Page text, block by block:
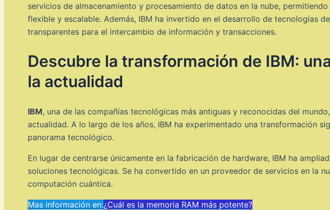
servicios de almacenamiento y procesamiento de datos en la nube,
flexible y escalable. Además, IBM ha invertido en el desarrollo de tecnologías
transparentes para el intercambio de información y transacciones.
Descubre la transformación de IBM:
la actualidad
IBM, una de las compañías tecnológicas más antiguas y reconocidas del
actualidad. A lo largo de los años, IBM ha experimentado una transformación
panorama tecnológico.
En lugar de centrarse únicamente en la fabricación de hardware, IBM ha
soluciones tecnológicas. Se ha convertido en un proveedor de servicios en la
computación cuántica.
Mas información en:¿Cuál es la memoria RAM más potente?